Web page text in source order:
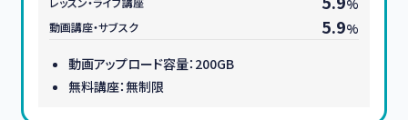
%
動画講座・サブスク 5.9%
動画アップロード容量：200GB
無料講座：無制限